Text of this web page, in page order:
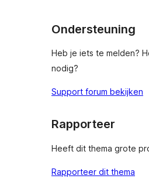
Ondersteuning
Heb je iets te melden?
nodig?
Support forum bekijken
Rapporteer
Heeft dit thema grote
Rapporteer dit thema